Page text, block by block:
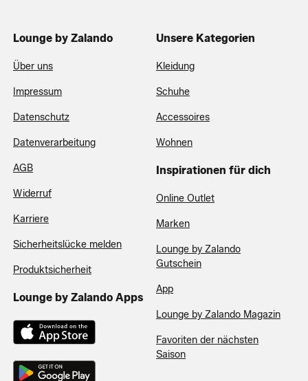
Lounge by Zalando
Über uns
Impressum
Datenschutz
Datenverarbeitung
AGB
Widerruf
Karriere
Sicherheitslücke melden
Produktsicherheit
Lounge by Zalando Apps
Unsere Kategorien
Kleidung
Schuhe
Accessoires
Wohnen
Inspirationen für dich
Online Outlet
Marken
Lounge by Zalando
Gutschein
App
Lounge by Zalando Magazin
Favoriten der nächsten
Saison